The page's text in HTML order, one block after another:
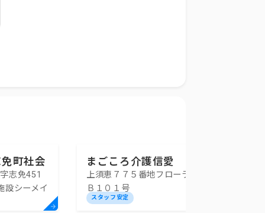
町社会
問介護
志免451
設シーメイ
まごころ介護信愛
上須恵７７５番地フローラル須恵
Ｂ１０１号
スタッフ安定